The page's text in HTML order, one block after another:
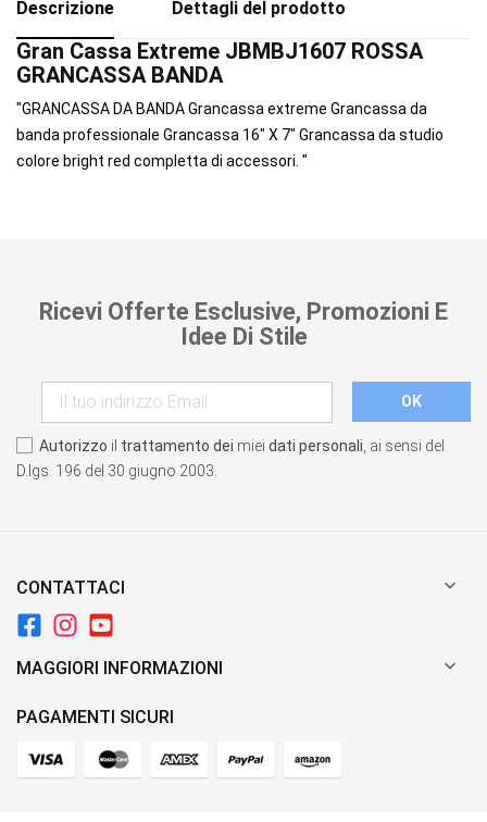
Descrizione Dettagli del prodotto
Gran Cassa Extreme JBMBJ1607 ROSSA
GRANCASSA BANDA
"GRANCASSA DA BANDA Grancassa extreme Grancassa da
banda professionale Grancassa 16" X 7" Grancassa da studio
colore bright red completta di accessori. "
Ricevi Offerte Esclusive, Promozioni E
Idee Di Stile
Autorizzo il trattamento dei miei dati personali , ai sensi del
D.lgs. 196 del 30 giugno 2003.
CONTATTACI 
MAGGIORI INFORMAZIONI 
PAGAMENTI SICURI